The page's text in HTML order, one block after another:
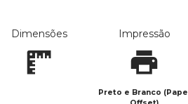
Dimensões Impressão
Preto e Branco (Papel